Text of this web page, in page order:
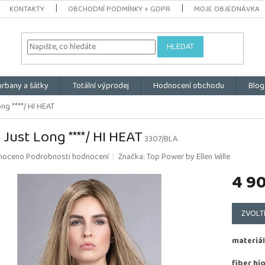
KONTAKTY OBCHODNÍ PODMÍNKY + GDPR MOJE OBJEDNÁVKA
HLEDAT
a šátky Totální výprodej Hodnocení obchodu Blog
****/ HI HEAT
Long ****/ HI HEAT3307/BLA
Podrobnosti hodnocení Značka:Top Power by Ellen Wille
4
Měrná
cena: